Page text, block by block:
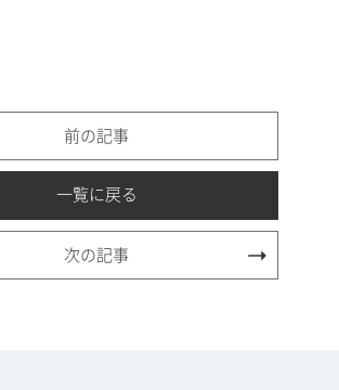
前の記事
一覧に戻る
次の記事